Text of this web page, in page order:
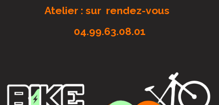
Atelier : sur rendez-vous
04.99.63.08.01